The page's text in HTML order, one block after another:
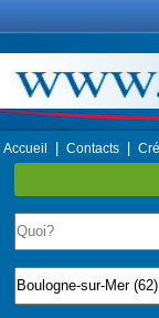
Accueil Contacts